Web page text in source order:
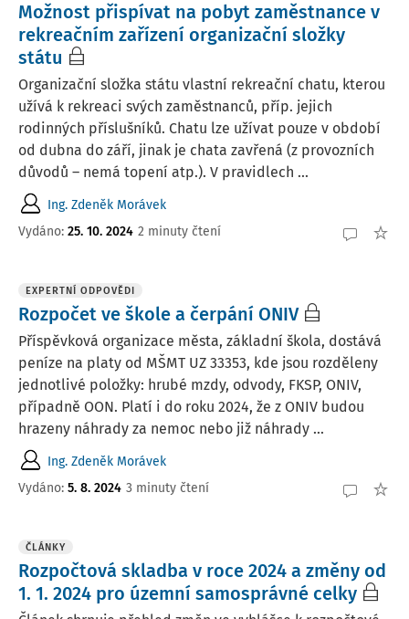
Možnost přispívat na pobyt zaměstnance v
rekreačním zařízení organizační složky
státu
Organizační složka státu vlastní rekreační chatu, kterou
užívá k rekreaci svých zaměstnanců, příp. jejich
rodinných příslušníků. Chatu lze užívat pouze v období
od dubna do září, jinak je chata zavřená (z provozních
důvodů – nemá topení atp.). V pravidlech ...
Ing. Zdeněk Morávek
Vydáno: 25. 10. 2024 2 minuty čtení
EXPERTNÍ ODPOVĚDI
Rozpočet ve škole a čerpání ONIV
Příspěvková organizace města, základní škola, dostává
peníze na platy od MŠMT UZ 33353, kde jsou rozděleny
jednotlivé položky: hrubé mzdy, odvody, FKSP, ONIV,
případně OON. Platí i do roku 2024, že z ONIV budou
hrazeny náhrady za nemoc nebo již náhrady ...
Ing. Zdeněk Morávek
Vydáno: 5. 8. 2024 3 minuty čtení
ČLÁNKY
Rozpočtová skladba v roce 2024 a změny od
1. 1. 2024 pro územní samosprávné celky